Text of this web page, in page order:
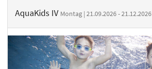
AquaKids IV Montag | 21.09.2026 - 21.12.2026